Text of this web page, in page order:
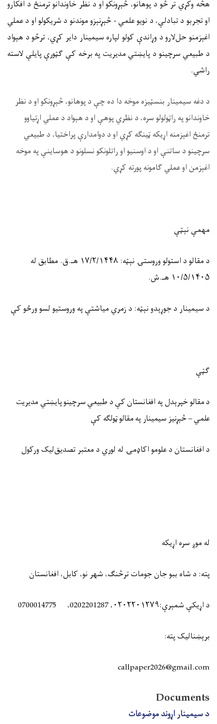
هڅه وکړي تر څو د پوهانو، څېړونکو او د نظر خاوندانو ترمنځ د افکارو
او تجربو د تبادلې، د نویو علمي - څېړنېزو موندنو د شریکولو او د عملي
اغېزمنو حللارو د وړاندې کولو لپاره سيمينار داير کړي، ترڅو د هېواد
د طبیعي سرچینو د پايښتي مدیریت په برخه کې ګټورې پایلې لاسته
راشي.
د دغه سيمینار بنسټیزه موخه دا ده چې د پوهانو، څېړونکو او د نظر
خاوندانو په راټولولو سره، د نظري پوهې او د هېواد د عملي اړتیاوو
ترمنځ اغېزمنه اړیکه ټینګه کړي او د دوامدارې پراختیا، د طبیعي
سرچینو د ساتنې او د اوسنیو او راتلونکو نسلونو د هوساینې په موخه
اغېزمن او عملي ګامونه پورته کړي.
مهمې نېټې
د مقالو د استولو وروستۍ نېټه: ۱۷/۲/۱۴۴۸
هـ.ق. مطابق له
۱۰/۵/۱۴۰۵ هـ.ش.
د سيمينار د جوړېدو نېټه: د زمري میاشتې په وروستيو لسو ورځو کې
ګټې
د مقالو خپرېدل په افغانستان کې د طبیعي سرچینو پايښتي مديريت
علمي – څېړنیز سيمینار په مقالو ټولګه کې
د افغانستان د علومو اکاډمۍ له لوري د معتبر تصدیقلیک ورکول
له موږ سره اړيکه
پته: د شاه ببو جان جومات ترڅنګ، شهر نو، کابل، افغانستان
د اړیکې شمېرې:۰۲۰۲۲۰۱۲۷۹، 0202201287، 0700014775
برېښنالیک پته:
callpaper2026@gmail.com
Documents
د سیمینار اړوند موضوعات